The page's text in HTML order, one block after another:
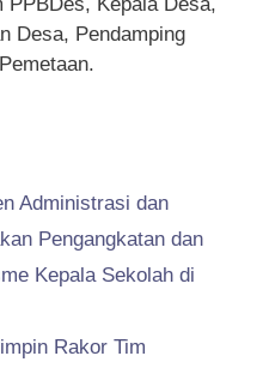
Desa, Pendamping
Administrasi dan
Pengangkatan dan
Kepala Sekolah di
Rakor Tim